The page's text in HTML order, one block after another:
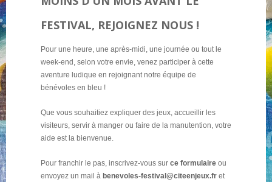
FESTIVAL, REJOIGNEZ NOUS !
Pour une heure, une après-midi, une journée ou tout le
week-end, selon votre envie, venez participer à cette
aventure ludique en rejoignant notre équipe de
bénévoles en bleu !
Que vous souhaitiez expliquer des jeux, accueillir les
visiteurs, servir à manger ou faire de la manutention, votre
aide est la bienvenue.
Pour franchir le pas, inscrivez-vous sur ce formulaire ou
envoyez un mail à benevoles-festival@citeenjeux.fr et